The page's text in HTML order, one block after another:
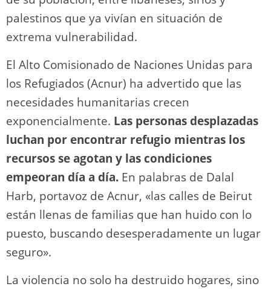
palestinos que ya vivían en situación de
extrema vulnerabilidad.
El Alto Comisionado de Naciones Unidas para
los Refugiados (Acnur) ha advertido que las
necesidades humanitarias crecen
exponencialmente. Las personas desplazadas
luchan por encontrar refugio mientras los
recursos se agotan y las condiciones
empeoran día a día. En palabras de Dalal
Harb, portavoz de Acnur, «las calles de Beirut
están llenas de familias que han huido con lo
puesto, buscando desesperadamente un lugar
seguro».
La violencia no solo ha destruido hogares, sino